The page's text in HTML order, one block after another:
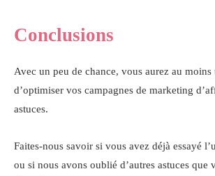
Conclusions
Avec un peu de chance, vous aurez au
d’optimiser vos campagnes de marketing
astuces.
Faites-nous savoir si vous avez déjà essayé
ou si nous avons oublié d’autres astuces que